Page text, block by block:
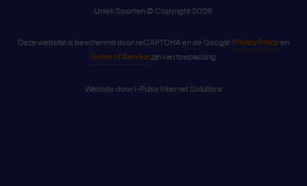
Uniek Sporten © Copyright 2026
Deze website is beschermd door reCAPTCHA en de Google Privacy Policyen
Terms of Servicezijn van toepassing.
Website door I-Pulse Internet Solutions